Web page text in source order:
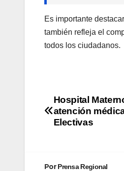
Es importante
también refleja el
todos los ciudadanos.
Hospital
atención
Electivas
PorPrensa Regional